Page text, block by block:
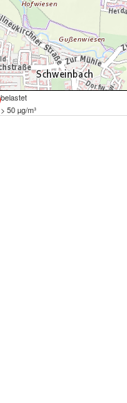
belastet
> 50 µg/m³